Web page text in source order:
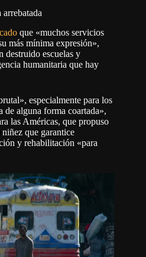
que «muchos servicios
más mínima expresión»,
destruido escuelas y
humanitaria que hay
especialmente para los
de alguna forma coartada»,
las Américas, que propuso
que garantice
y rehabilitación «para